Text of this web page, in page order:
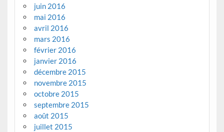
juin 2016
mai 2016
avril 2016
mars 2016
février 2016
janvier 2016
décembre 2015
novembre 2015
octobre 2015
septembre 2015
août 2015
juillet 2015